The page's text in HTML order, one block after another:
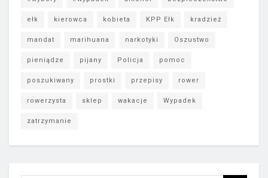
ełk kierowca kobieta KPP Ełk kradzież
mandat marihuana narkotyki Oszustwo
pieniądze pijany Policja pomoc
poszukiwany prostki przepisy rower
rowerzysta sklep wakacje Wypadek
zatrzymanie